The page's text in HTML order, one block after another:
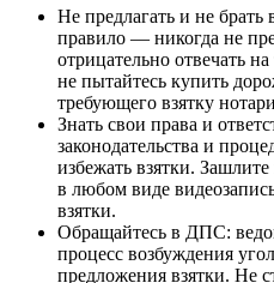
Не предлагать и не брать
правило — никогда не
отрицательно отвечать
не пытайтесь купить
требующего взятку
Знать свои права и
законодательства и
избежать взятки.
в любом виде
взятки.
Обращайтесь в ДПС:
процесс возбуждения
предложения взятки. Не